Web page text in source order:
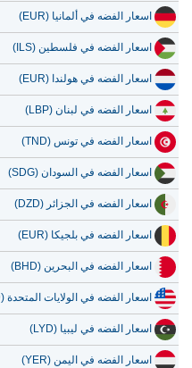
اسعار الفضه في ألمانيا (EUR)
اسعار الفضه في فلسطين (ILS)
اسعار الفضه في هولندا (EUR)
اسعار الفضه في لبنان (LBP)
اسعار الفضه في تونس (TND)
اسعار الفضه في السودان (SDG)
اسعار الفضه في الجزائر (DZD)
اسعار الفضه في بلجيكا (EUR)
اسعار الفضه في البحرين (BHD)
اسعار الفضه في الولايات المتحدة (USD)
اسعار الفضه في ليبيا (LYD)
اسعار الفضه في اليمن (YER)